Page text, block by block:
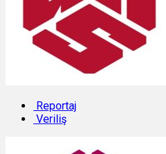
Reportaj
Veriliş